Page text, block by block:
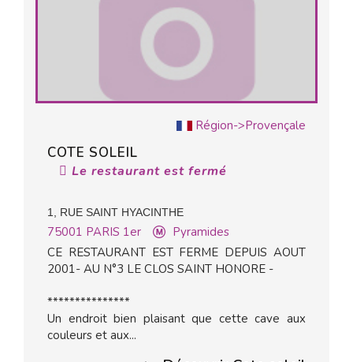
Région->Provençale
COTE SOLEIL
Le restaurant est fermé
1, RUE SAINT HYACINTHE
75001 PARIS 1er
Pyramides
CE RESTAURANT EST FERME DEPUIS AOUT
2001- AU N°3 LE CLOS SAINT HONORE -
***************
Un endroit bien plaisant que cette cave aux
couleurs et aux...